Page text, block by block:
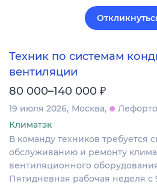
Техник по системам
вентиляции
80 000–140 000 ₽
19 июля 2026 Москва
Климатэк
В команду техников требуется
обслуживанию и ремонту
вентиляционного
Пятидневная рабочая неделя с